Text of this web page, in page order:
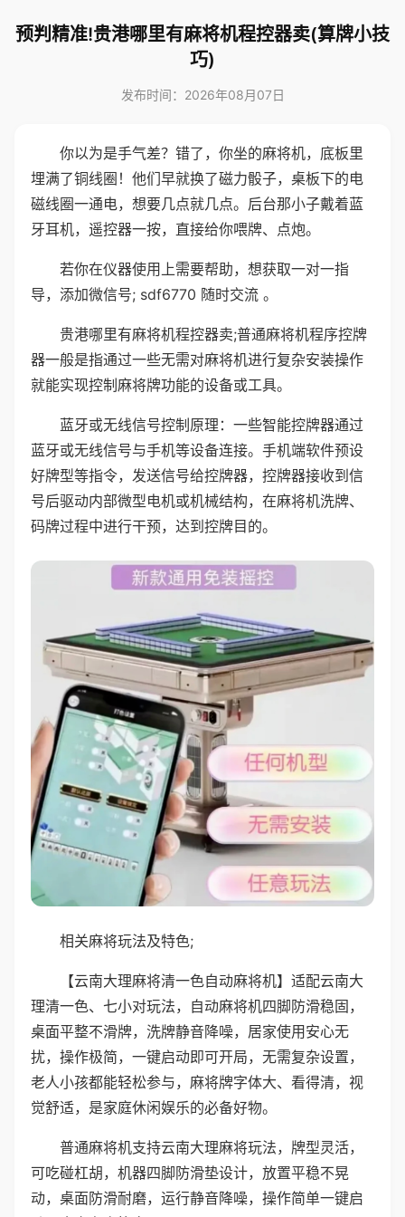
预判精准!贵港哪里有麻将机程控器卖(算牌小技
巧)
发布时间：2026年08月07日
你以为是手气差？错了，你坐的麻将机，底板里
埋满了铜线圈！他们早就换了磁力骰子，桌板下的电
磁线圈一通电，想要几点就几点。后台那小子戴着蓝
牙耳机，遥控器一按，直接给你喂牌、点炮。
若你在仪器使用上需要帮助，想获取一对一指
导，添加微信号; sdf6770 随时交流 。
贵港哪里有麻将机程控器卖;普通麻将机程序控牌
器一般是指通过一些无需对麻将机进行复杂安装操作
就能实现控制麻将牌功能的设备或工具。
蓝牙或无线信号控制原理：一些智能控牌器通过
蓝牙或无线信号与手机等设备连接。手机端软件预设
好牌型等指令，发送信号给控牌器，控牌器接收到信
号后驱动内部微型电机或机械结构，在麻将机洗牌、
码牌过程中进行干预，达到控牌目的。
相关麻将玩法及特色;
【云南大理麻将清一色自动麻将机】适配云南大
理清一色、七小对玩法，自动麻将机四脚防滑稳固，
桌面平整不滑牌，洗牌静音降噪，居家使用安心无
扰，操作极简，一键启动即可开局，无需复杂设置，
老人小孩都能轻松参与，麻将牌字体大、看得清，视
觉舒适，是家庭休闲娱乐的必备好物。
普通麻将机支持云南大理麻将玩法，牌型灵活，
可吃碰杠胡，机器四脚防滑垫设计，放置平稳不晃
动，桌面防滑耐磨，运行静音降噪，操作简单一键启